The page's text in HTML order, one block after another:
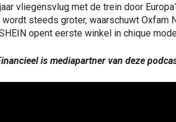
vliegensvlug met de trein door
steeds groter, waarschuwt Oxfam
opent eerste winkel in chique
is mediapartner van deze